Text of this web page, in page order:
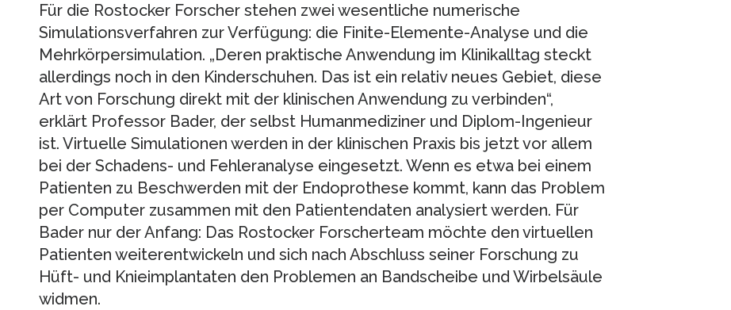
Für die Rostocker Forscher stehen zwei wesentliche numerische
Simulationsverfahren zur Verfügung: die Finite-Elemente-Analyse und die
Mehrkörpersimulation. „Deren praktische Anwendung im Klinikalltag steckt
allerdings noch in den Kinderschuhen. Das ist ein relativ neues Gebiet, diese
Art von Forschung direkt mit der klinischen Anwendung zu verbinden“,
erklärt Professor Bader, der selbst Humanmediziner und Diplom-Ingenieur
ist. Virtuelle Simulationen werden in der klinischen Praxis bis jetzt vor allem
bei der Schadens- und Fehleranalyse eingesetzt. Wenn es etwa bei einem
Patienten zu Beschwerden mit der Endoprothese kommt, kann das Problem
per Computer zusammen mit den Patientendaten analysiert werden. Für
Bader nur der Anfang: Das Rostocker Forscherteam möchte den virtuellen
Patienten weiterentwickeln und sich nach Abschluss seiner Forschung zu
Hüft- und Knieimplantaten den Problemen an Bandscheibe und Wirbelsäule
widmen.